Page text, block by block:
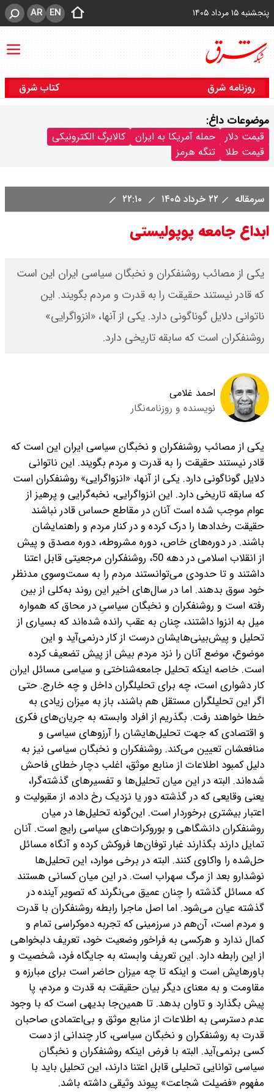
پنجشنبه ۱۵ مرداد ۱۴۰۵ EN
AR
روزنامه شرق کتاب شرق
موضوعات داغ:
قیمت دلار حمله آمریکا به ایران
کالابرگ الکترونیکی
قیمت طلا
تنگه هرمز
سرمقاله ۲۲ خرداد ۱۴۰۵
ابداع جامعه پوپولیستی‌‌
یکی از مصائب روشنفکران و نخبگان سیاسی ایران ‌این است
که‌ قادر نیستند ‌حقیقت را به قدرت و مردم بگویند. این
ناتوانی دلایل گوناگونی دارد. یکی از آنها، «انزواگرایی»
روشنفکران است که سابقه تاریخی دارد‌.
احمد غلامی
نویسنده و روزنامه‌نگار
یکی از مصائب روشنفکران و نخبگان سیاسی ایران ‌این است که‌
قادر نیستند ‌حقیقت را به قدرت و مردم بگویند. این ناتوانی
دلایل گوناگونی دارد. یکی از آنها، «انزواگرایی» روشنفکران است
که سابقه تاریخی دارد‌. این انزواگرایی‌، نخبه‌گرایی ‌و پرهیز از
عوام ‌موجب شده است‌ آنان در مقاطع حساس قادر نباشند
حقیقت رخدادها را درک کرده و در کنار مردم و راهنمایشان
باشند. در دوره‌های خاص، دوره مشروطه، ‌دوره مصدق‌ و پیش
از انقلاب اسلامی در دهه 50، روشنفکران مرجعیتی قابل اعتنا
داشتند‌ و تا حدودی می‌توانستند ‌مردم را به سمت‌وسوی مدنظر
خود سوق بدهند. ‌اما در سال‌های اخیر ‌این روند به‌کلی از بین
رفته است‌ و روشنفکران و نخبگان سیاسیِ در محاق که همواره
میل به انزوا داشتند، چنان به عقب رانده شده‌اند ‌که بسیاری از
تحلیل‌ و پیش‌بینی‌هایشان‌ درست از کار درنمی‌آید و این
موضوع، موضع آنان را ‌نزد مردم بیش از پیش تضعیف کرده
است. ‌خاصه اینکه تحلیل جامعه‌شناختی‌ و سیاسی مسائل ایران
‌کار دشواری است،‌ چه برای تحلیلگران‌ داخل و چه خارج. حتی
اگر این تحلیلگران مستقل هم باشند، ‌باز به میزان زیادی ‌به
خطا خواهند رفت. ‌بگذریم از افراد وابسته به جریان‌های فکری
و ‌اقتصادی که جهت تحلیل‌هایشان را ‌آرزوهای سیاسی‌ و
منافعشان تعیین می‌کند. ‌روشنفکران و نخبگان سیاسی نیز‌ به
دلیل کمبود اطلاعات ‌از منابع موثق، اغلب دچار خطای فاحش‌
شده‌اند. البته در این میان تحلیل‌ها‌ و تفسیرهای گذشته‌گرا،
‌یعنی وقایعی که در ‌گذشته دور یا نزدیک رخ داده، از مقبولیت و
اعتبار بیشتری‌ برخوردار است. این‌گونه تحلیل‌ها در میان
روشنفکران دانشگاهی ‌و بوروکرات‌های سیاسی رایج است. ‌آنان
تمایل دارند بگذارند غبار توفان‌ها فروکش کرده و آنگاه مسائل
حل‌شده را ‌واکاوی‌ کنند. البته در برخی موارد، ‌این تحلیل‌ها
نوشدارو بعد از مرگ سهراب است. در این میان کسانی هستند‌
که مسائل گذشته را چنان عمیق می‌نگرند ‌که تصویر آینده ‌در
گذشته عیان می‌شود. ‌اما اصل ماجرا‌ رابطه روشنفکران ‌با قدرت
و مردم است‌، آن‌هم در سرزمینی که‌ تجربه دموکراسی‌ تمام و
کمال ندارد ‌و هر‌کسی به فراخور وضعیت خود، ‌تعریف دلبخواهی
از این رابطه دارد‌. این تعریف وابسته به جایگاه فرد، شخصیت و
باورهایش است ‌و اینکه تا چه میزان حاضر است برای مبارزه و
مقاومت‌ و به معنای دیگر‌ بیان حقیقت به قدرت و مردم‌، پا
پیش بگذارد‌ و تاوان بدهد. تا همین‌جا بدیهی است‌ که با وجود
عدم دسترسی به اطلاعات از منابع موثق و بی‌اعتمادی صاحبان
قدرت به روشنفکران و ‌نخبگان سیاسی، ‌کار چندانی از دست
کسی برنمی‌آید. ‌‌البته با فرض اینکه‌ روشنفکران و نخبگان
سیاسی‌ توانایی تحلیلی‌ قابل‌ اعتنا دارند، ‌این تحلیل باید با
مفهوم «فضیلت شجاعت» پیوند وثیقی داشته باشد‌.